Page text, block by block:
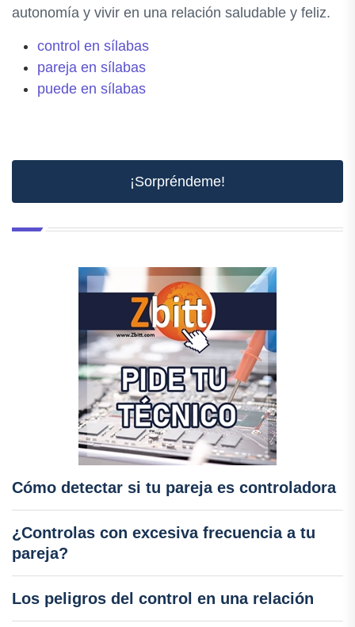
autonomía y vivir en una relación saludable y feliz.
control en sílabas
pareja en sílabas
puede en sílabas
¡Sorpréndeme!
Cómo detectar si tu pareja es controladora
¿Controlas con excesiva frecuencia a tu
pareja?
Los peligros del control en una relación